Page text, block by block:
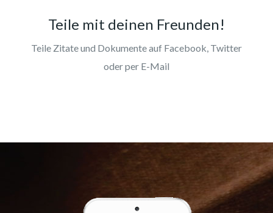
Teile mit deinen Freunden!
Teile Zitate und Dokumente auf Facebook, Twitter
oder per E-Mail